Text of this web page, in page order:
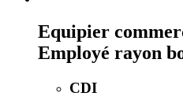
Equipier
Employé rayon
CDI